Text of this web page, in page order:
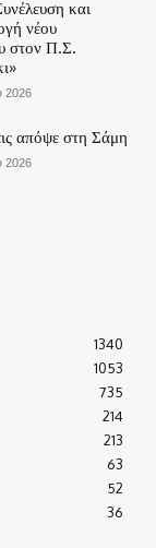
και
νέου
στον Π.Σ.
2026
απόψε στη Σάμη
2026
1340
1053
735
214
213
63
52
36